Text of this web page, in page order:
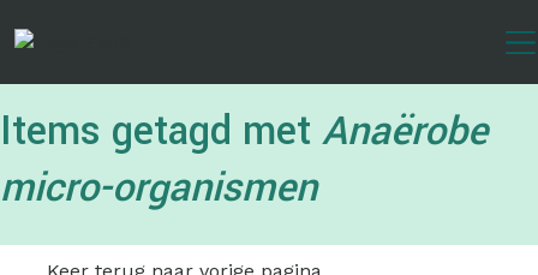
inhoud
Items getagd met Anaërobe
micro-organismen